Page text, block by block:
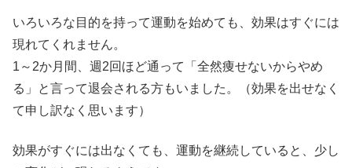
いろいろな目的を持って運動を始めても、効果はすぐには
現れてくれません。
1～2か月間、週2回ほど通って「全然痩せないからやめ
る」と言って退会される方もいました。（効果を出せなく
て申し訳なく思います）
効果がすぐには出なくても、運動を継続していると、少し